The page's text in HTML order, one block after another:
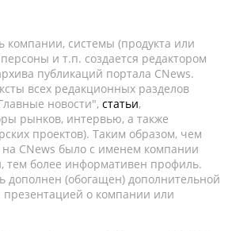
системы (продукта или
персоны и т.п. создается редактором
публикаций портала CNews.
всех редакционных разделов
новости", статьи,
рынков, интервью, а также
проектов). Таким образом, чем
CNews было с именем компании
тем более информативен профиль.
дополнен (обогащен) дополнительной
о компании или